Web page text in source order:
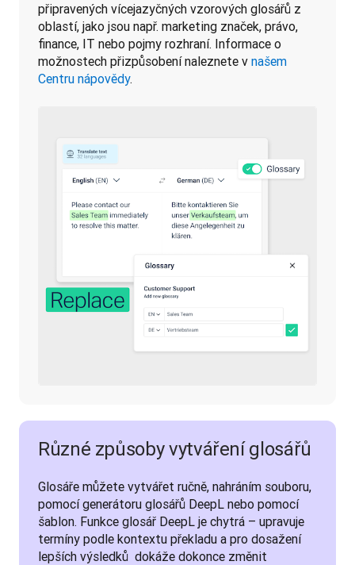
připravených vícejazyčných vzorových glosářů z
oblastí, jako jsou např. marketing značek, právo,
finance, IT nebo pojmy rozhraní. Informace o
možnostech přizpůsobení naleznete v našem
Centru nápovědy.
Různé způsoby vytváření glosářů
Glosáře můžete vytvářet ručně, nahráním souboru,
pomocí generátoru glosářů DeepL nebo pomocí
šablon. Funkce glosář DeepL je chytrá – upravuje
termíny podle kontextu překladu a pro dosažení
lepších výsledků  dokáže dokonce změnit